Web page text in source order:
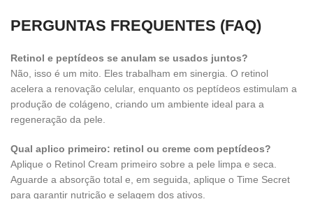
PERGUNTAS FREQUENTES (FAQ)
Retinol e peptídeos se anulam se usados juntos?
Não, isso é um mito. Eles trabalham em sinergia. O retinol
acelera a renovação celular, enquanto os peptídeos estimulam a
produção de colágeno, criando um ambiente ideal para a
regeneração da pele.
Qual aplico primeiro: retinol ou creme com peptídeos?
Aplique o Retinol Cream primeiro sobre a pele limpa e seca.
Aguarde a absorção total e, em seguida, aplique o Time Secret
para garantir nutrição e selagem dos ativos.